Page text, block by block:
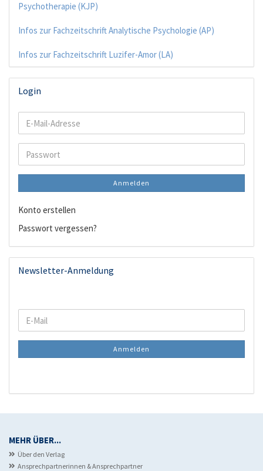
Psychotherapie (KJP)
Infos zur Fachzeitschrift Analytische Psychologie (AP)
Infos zur Fachzeitschrift Luzifer-Amor (LA)
Login
E-
Mail-
Passwort
Anmelden
Konto erstellen
Passwort vergessen?
Newsletter-Anmeldung
WEITER
ZUR
NEWSLETTER-
E-
Mail
Anmelden
MEHR ÜBER...
Über den Verlag
Ansprechpartnerinnen & Ansprechpartner